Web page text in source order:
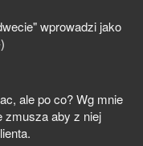
wprowadzi jako
ale po co? Wg mnie
zmusza aby z niej